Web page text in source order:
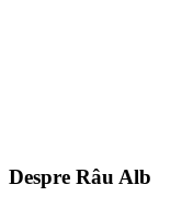
Despre Râu Alb